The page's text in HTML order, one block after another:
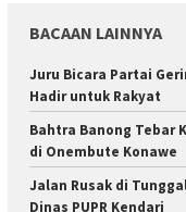
BACAAN LAINNYA
‎Juru Bicara Partai
Hadir untuk Rakyat
Bahtra Banong Tebar
di Onembute Konawe
Jalan Rusak di
Dinas PUPR Kendari